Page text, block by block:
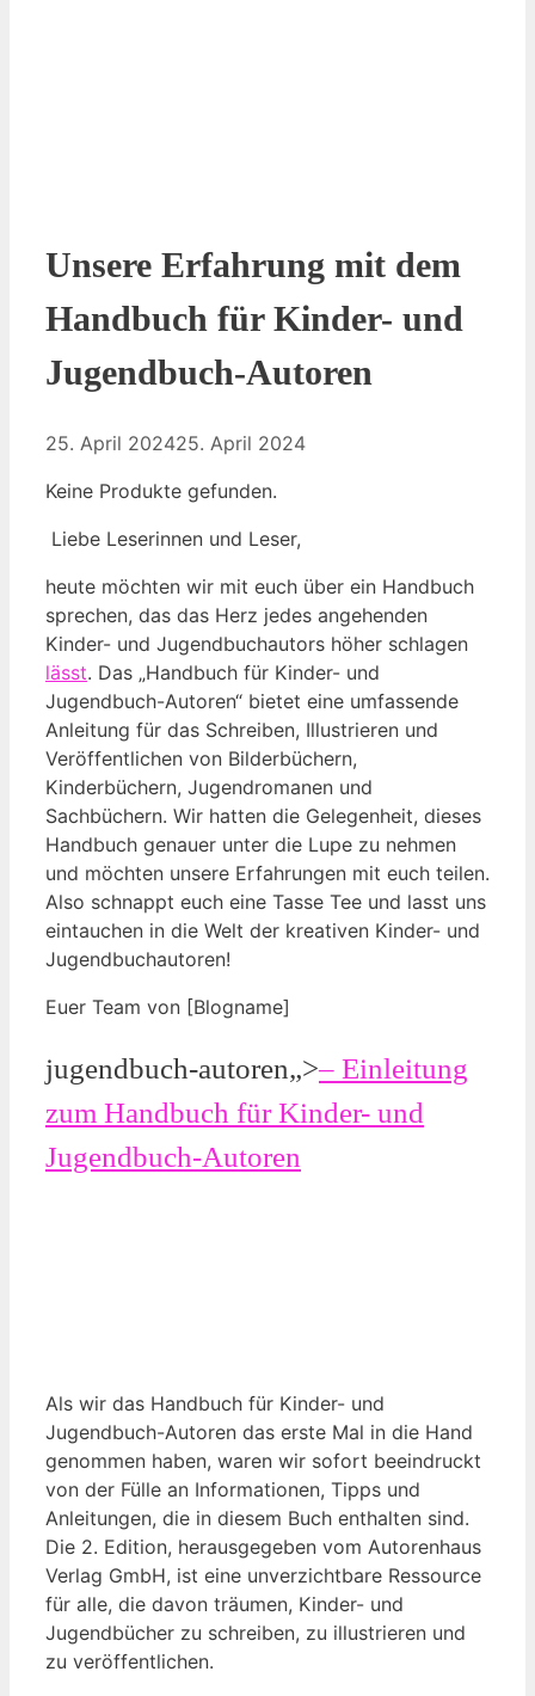
Unsere Erfahrung mit dem
Handbuch für Kinder- und
Jugendbuch-Autoren
25. April 202425. April 2024
Keine Produkte gefunden.
‌ Liebe Leserinnen und Leser,
heute möchten ⁤wir ⁣mit euch über ein Handbuch
sprechen, das⁢ das ‍Herz jedes angehenden
Kinder- und Jugendbuchautors höher schlagen
lässt. ⁤Das „Handbuch für Kinder- und
Jugendbuch-Autoren“ bietet ‌eine umfassende
Anleitung für das Schreiben, Illustrieren und
Veröffentlichen von Bilderbüchern,
Kinderbüchern, Jugendromanen⁢ und
Sachbüchern. ⁤Wir hatten die Gelegenheit, dieses
Handbuch ‍genauer unter die Lupe zu nehmen
und möchten⁢ unsere Erfahrungen mit‍ euch teilen.
Also‌ schnappt⁤ euch eine⁣ Tasse Tee und lasst ⁢uns
eintauchen in die ⁣Welt der kreativen Kinder- und
Jugendbuchautoren! ⁢
Euer Team von [Blogname]
jugendbuch-autoren„>– Einleitung
zum ⁢Handbuch für Kinder- und
Jugendbuch-Autoren
Als wir das Handbuch​ für Kinder- und‌
Jugendbuch-Autoren das erste Mal in die Hand
genommen haben, waren wir sofort beeindruckt
von der Fülle an Informationen, Tipps und
Anleitungen, die in diesem​ Buch enthalten sind.
Die 2. Edition, herausgegeben vom Autorenhaus
Verlag GmbH, ist eine unverzichtbare Ressource
für alle, die davon träumen, Kinder- ‌und
Jugendbücher zu schreiben, zu illustrieren und
zu veröffentlichen.